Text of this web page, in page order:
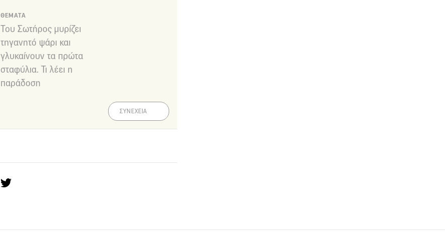
ΘΕΜΑΤΑ
Του Σωτήρος μυρίζει
τηγανητό ψάρι και
γλυκαίνουν τα πρώτα
σταφύλια. Τι λέει η
παράδοση
ΣΥΝΕΧΕΙΑ